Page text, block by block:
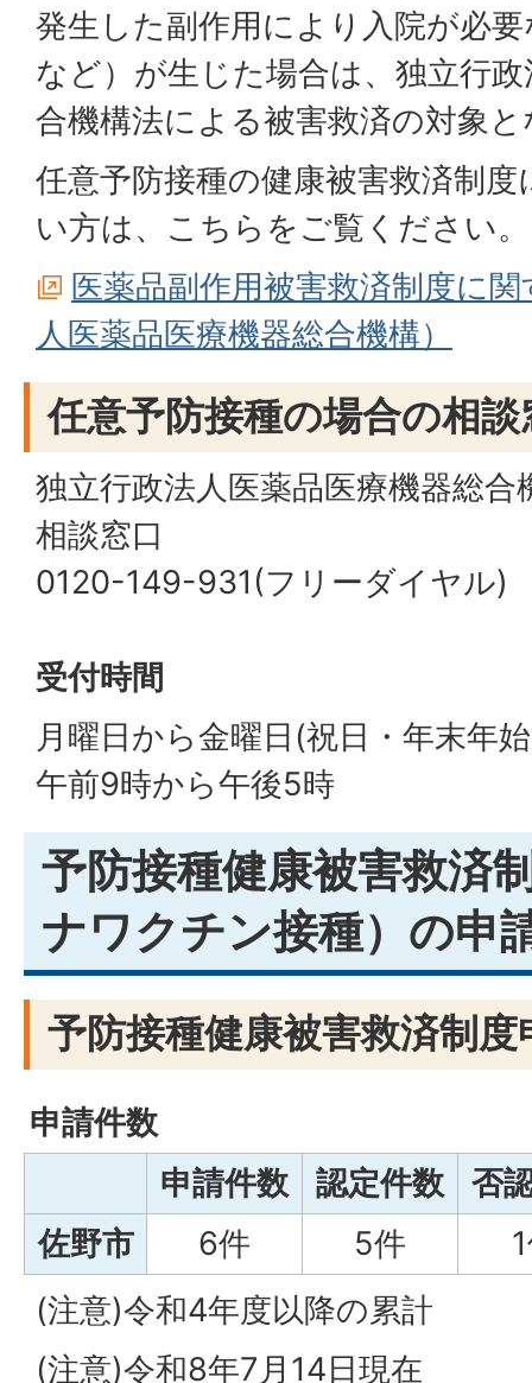
発生した副作用により入院が必
など）が生じた場合は、独立行
合機構法による被害救済の対象
任意予防接種の健康被害救済制
い方は、こちらをご覧ください。
医薬品副作用被害救済制度に
人医薬品医療機器総合機構）
任意予防接種の場合の相談
独立行政法人医薬品医療機器総
相談窓口
0120-149-931(フリーダイヤル)
受付時間
月曜日から金曜日(祝日・年末年
午前9時から午後5時
予防接種健康被害救済
ナワクチン接種）の申
予防接種健康被害救済制度
申請件数
申請件数
認定件数
否
佐野市
6件 5件
(注意)令和4年度以降の累計
(注意)令和8年7月14日現在